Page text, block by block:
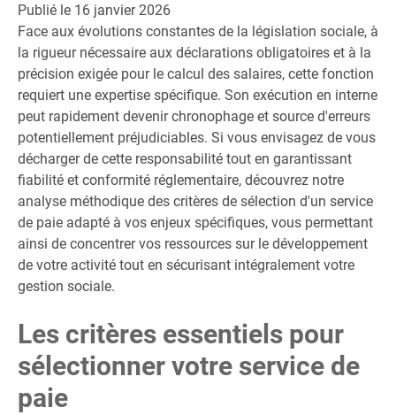
Publié le 16 janvier 2026
Face aux évolutions constantes de la législation sociale, à
la rigueur nécessaire aux déclarations obligatoires et à la
précision exigée pour le calcul des salaires, cette fonction
requiert une expertise spécifique. Son exécution en interne
peut rapidement devenir chronophage et source d'erreurs
potentiellement préjudiciables. Si vous envisagez de vous
décharger de cette responsabilité tout en garantissant
fiabilité et conformité réglementaire, découvrez notre
analyse méthodique des critères de sélection d'un service
de paie adapté à vos enjeux spécifiques, vous permettant
ainsi de concentrer vos ressources sur le développement
de votre activité tout en sécurisant intégralement votre
gestion sociale.
Les critères essentiels pour
sélectionner votre service de
paie